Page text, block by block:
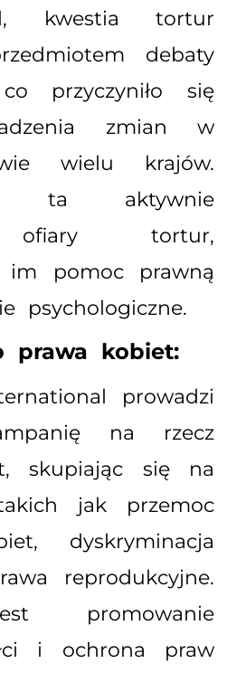
kwestia tortur
debaty
przyczyniło się
zmian w
wielu krajów.
ta aktywnie
ofiary tortur,
im pomoc prawną
psychologiczne.
prawa kobiet:
prowadzi
na rzecz
skupiając się na
jak przemoc
dyskryminacja
reprodukcyjne.
promowanie
i ochrona praw